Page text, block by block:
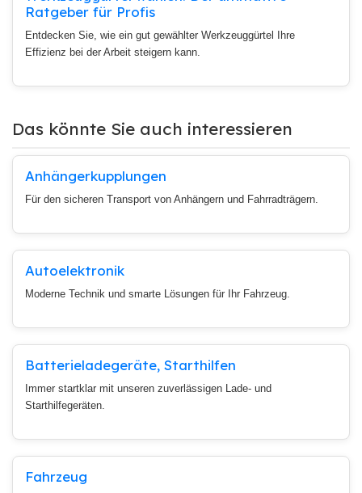
Ratgeber für Profis
Entdecken Sie, wie ein gut gewählter Werkzeuggürtel Ihre
Effizienz bei der Arbeit steigern kann.
Das könnte Sie auch interessieren
Anhängerkupplungen
Für den sicheren Transport von Anhängern und Fahrradträgern.
Autoelektronik
Moderne Technik und smarte Lösungen für Ihr Fahrzeug.
Batterieladegeräte, Starthilfen
Immer startklar mit unseren zuverlässigen Lade- und
Starthilfegeräten.
Fahrzeug